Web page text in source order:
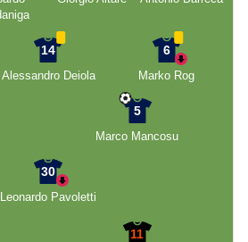
14
Alessandro Deiola
6
Marko Rog
5
Marco Mancosu
30
Leonardo Pavoletti
11